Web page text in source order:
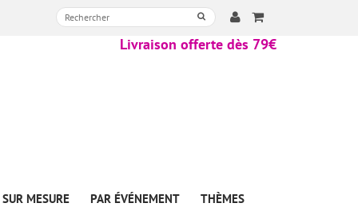
Livraison offerte dès 79€
SUR MESURE PAR ÉVÉNEMENT THÈMES